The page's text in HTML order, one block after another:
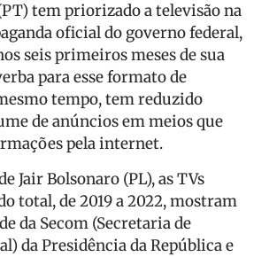
tem priorizado a televisão na
oficial do governo federal,
seis primeiros meses de sua
para esse formato de
tempo, tem reduzido
de anúncios em meios que
pela internet.
Jair Bolsonaro (PL), as TVs
total, de 2019 a 2022, mostram
da Secom (Secretaria de
da Presidência da República e